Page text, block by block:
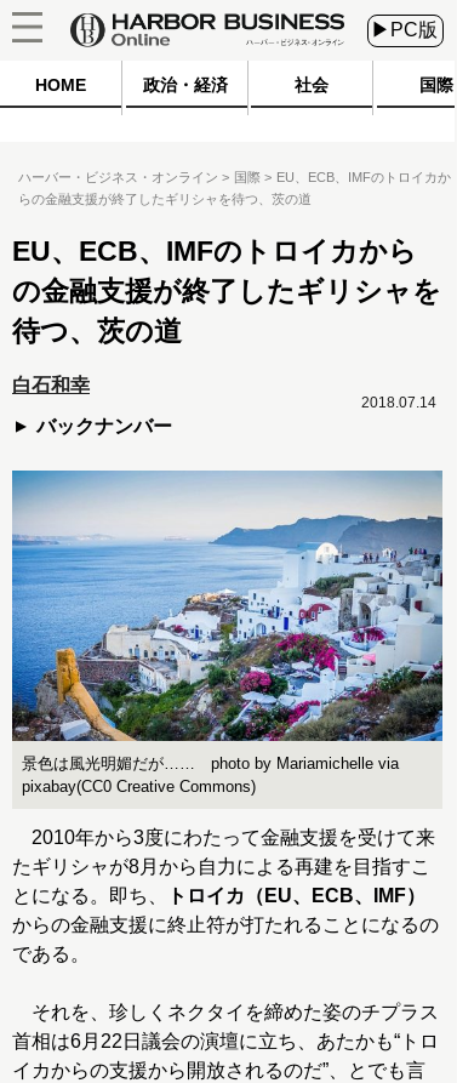
▶PC版
HOME 政治・経済 社会 国際
ハーバー・ビジネス・オンライン 国際
EU、ECB、IMFのトロイカか
らの金融支援が終了したギリシャを待つ、茨の道
EU、ECB、IMFのトロイカから
の金融支援が終了したギリシャを
待つ、茨の道
白石和幸
バックナンバー
2018.07.14
景色は風光明媚だが…… photo by Mariamichelle via
pixabay(CC0 Creative Commons)
2010年から3度にわたって金融支援を受けて来
たギリシャが8月から自力による再建を目指すこ
とになる。即ち、
トロイカ（EU、ECB、IMF）
からの金融支援に終止符が打たれることになるの
である。
それを、珍しくネクタイを締めた姿のチプラス
首相は6月22日議会の演壇に立ち、あたかも“トロ
イカからの支援から開放されるのだ”、とでも言